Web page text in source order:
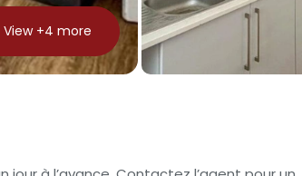
View +4 more